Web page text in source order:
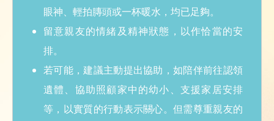
小貼士：
給自殺者親友
小貼士：
給有心人
眼神、輕拍膞頭或一杯暖水，均已足夠。
留意親友的情緒及精神狀態，以作恰當的安
排。
若可能，建議主動提出協助，如陪伴前往認領
遺體、協助照顧家中的幼小、支援家居安排
等，以實質的行動表示關心。但需尊重親友的